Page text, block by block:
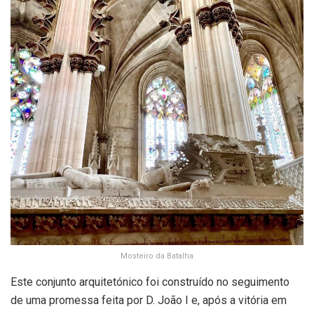
Mosteiro da Batalha
Este conjunto arquitetónico foi construído no seguimento
de uma promessa feita por D. João I e, após a vitória em